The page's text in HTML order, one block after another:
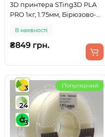
3D принтера STing3D PLA
PRO 1кг, 1.75мм, Бірюзово-
В наявності
₴849 грн.
3
24
3
Популярний